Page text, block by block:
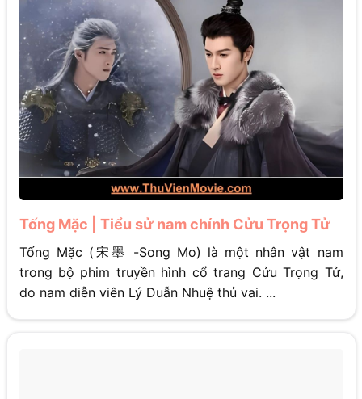
Tống Mặc | Tiểu sử nam chính Cửu Trọng Tử
Tống Mặc (宋墨 -Song Mo) là một nhân vật nam
trong bộ phim truyền hình cổ trang Cửu Trọng Tử,
do nam diễn viên Lý Duẫn Nhuệ thủ vai. ...